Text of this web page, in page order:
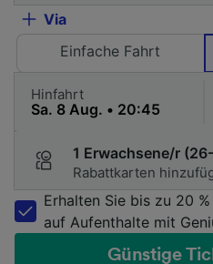
Via
Einfache Fahrt
Hinfahrt
1 Erwachsene/r
Rabattkarten
Erhalten Sie bis zu 20
auf Aufenthalte mit
Günstige